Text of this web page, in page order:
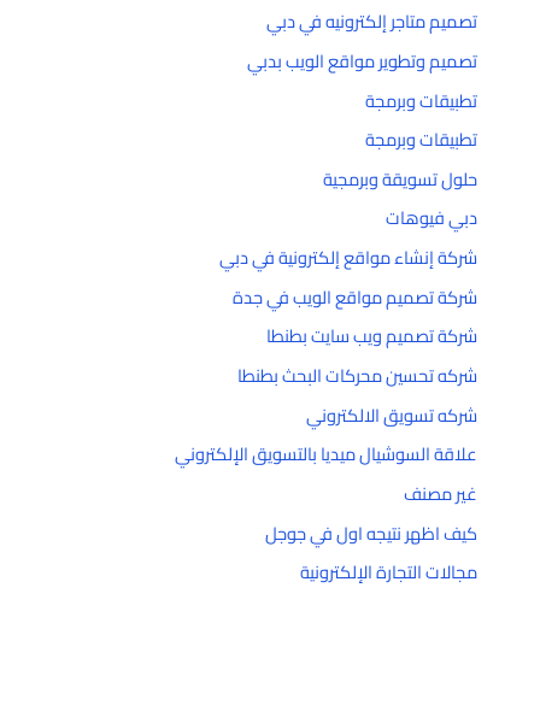
تصميم متاجر إلكترونيه في دبي
تصميم وتطوير مواقع الويب بدبي
تطبيقات وبرمجة
تطبيقات وبرمجة
حلول تسويقة وبرمجية
دبي فيوهات
شركة إنشاء مواقع إلكترونية في دبي
شركة تصميم مواقع الويب في جدة
شركة تصميم ويب سايت بطنطا
شركه تحسين محركات البحث بطنطا
شركه تسويق الالكتروني
علاقة السوشيال ميديا بالتسويق الإلكتروني
غير مصنف
كيف اظهر نتيجه اول في جوجل
مجالات التجارة الإلكترونية